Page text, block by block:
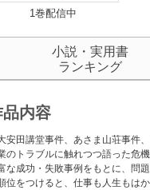
1巻配信中
小説・実用書
ランキング
品内容
安田講堂事件、あさま山荘事件
のトラブルに触れつつ語った危
な成功・失敗事例をもとに、問
位をつけると、仕事も人生もはか